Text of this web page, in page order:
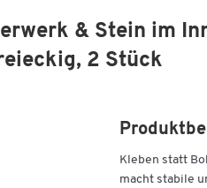
& Stein im
2 Stück
Kleben statt
macht stabile